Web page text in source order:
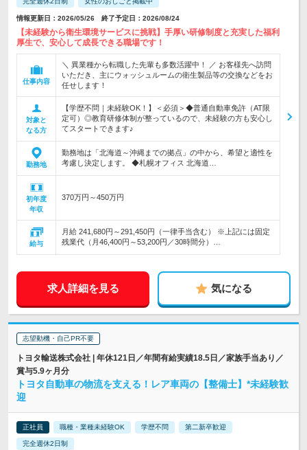
情報更新日：2026/05/26 終了予定日：2026/08/24
【未経験から衛生環境サービスに挑戦】手厚い研修制度と充実した福利
厚生で、安心して成長できる職場です！
仕事内容
＼ 異業種から転職した先輩も多数活躍中！ ／ お客様先へ訪問
いただき、主にウォッシュルームの衛生製品等の交換などをお
任せします！
対象と
なる方
【学歴不問｜未経験OK！】＜必須＞◆普通自動車免許（AT限
定可）◎教育研修体制が整っているので、未経験の方も安心し
てスタートできます♪
勤務地
勤務地は「北海道～沖縄までの拠点」の中から、希望と適性を
考慮し決定します。 ◆札幌オフィス 北海道…
初年度
年収
370万円～450万円
給与
月給 241,680円～291,450円（一律手当含む） ※上記には固定
残業代（月46,400円～53,200円／30時間分）…
求人詳細を見る 気になる
志望動機・自己PR不要
トヨタ輸送株式会社 | 年休121日／年間有給実績18.5日／家族手当あり／
賞与5.9ヶ月分
トヨタ自動車の物流を支える！レア車両の【整備士】*未経験歓
迎
正社員 職種・業種未経験OK 学歴不問 第二新卒歓迎
完全週休2日制